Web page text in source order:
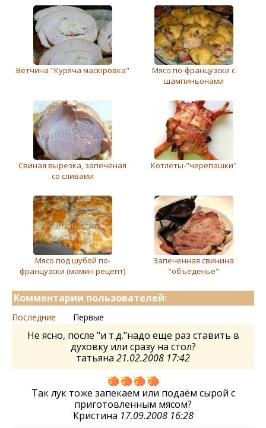
Ветчина "Куряча маскіровка"
Мясо по-французски с
шампиньонами
Свиная вырезка, запеченая
со сливами
Котлеты-"черепашки"
Мясо под шубой по-
французски (мамин рецепт)
Запеченная свинина
"объеденье"
Комментарии пользователей:
Последние Первые
Не ясно, после "и т.д."надо еще раз ставить в
духовку или сразу на стол?
татьяна 21.02.2008 17:42
Так лук тоже запекаем или подаём сырой с
приготовленным мясом?
Кристина 17.09.2008 16:28